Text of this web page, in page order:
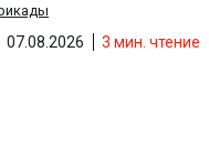
3 мин. чтение
07.08.2026